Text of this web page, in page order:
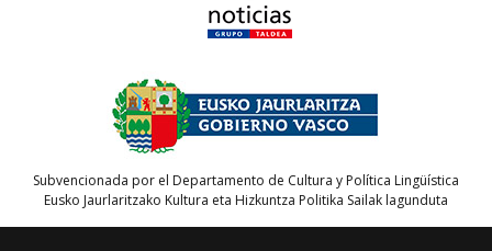
Subvencionada por el Departamento de Cultura y Política Lingüística
Eusko Jaurlaritzako Kultura eta Hizkuntza Politika Sailak lagunduta